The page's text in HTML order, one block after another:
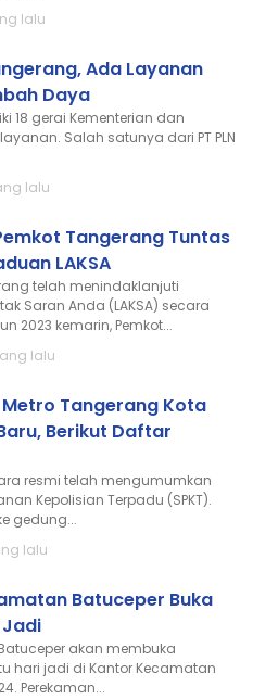
lalu
Ada Layanan
Daya
18 gerai Kementerian dan
Salah satunya dari PT PLN
lalu
Tangerang Tuntas
LAKSA
telah menindaklanjuti
Saran Anda (LAKSA) secara
2023 kemarin, Pemkot...
lalu
Tangerang Kota
Berikut Daftar
resmi telah mengumumkan
Kepolisian Terpadu (SPKT).
gedung...
lalu
Batuceper Buka
Jadi
akan membuka
hari jadi di Kantor Kecamatan
Perekaman...